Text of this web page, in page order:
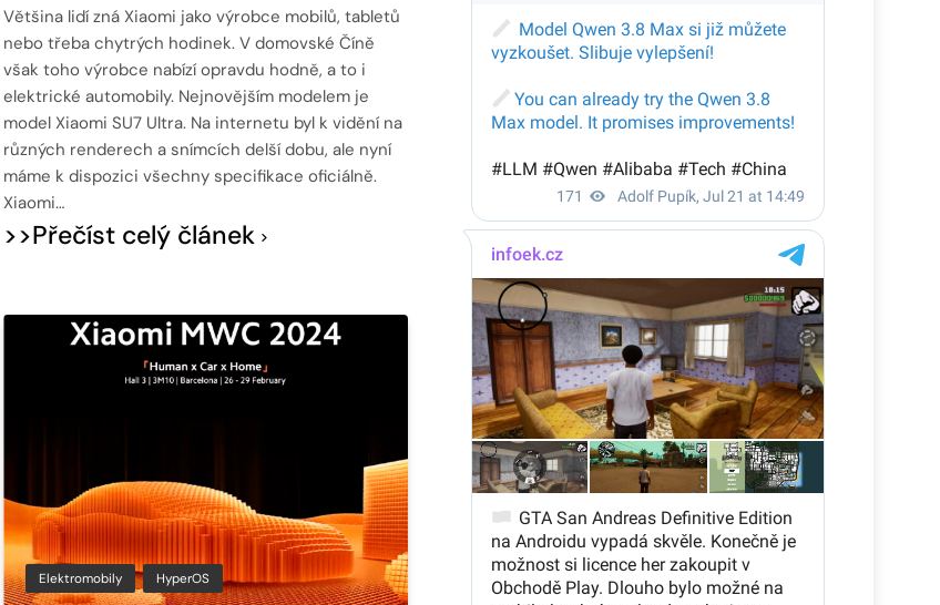
Většina lidí zná Xiaomi jako výrobce mobilů, tabletů
nebo třeba chytrých hodinek. V domovské Číně
však toho výrobce nabízí opravdu hodně, a to i
elektrické automobily. Nejnovějším modelem je
model Xiaomi SU7 Ultra. Na internetu byl k vidění na
různých renderech a snímcích delší dobu, ale nyní
máme k dispozici všechny specifikace oficiálně.
Xiaomi…
>>Přečíst celý článek
Elektromobily HyperOS